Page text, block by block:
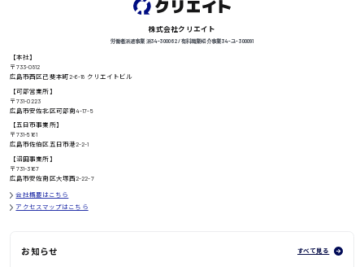
高知県
鳥取県
日給8000円〜
株式会社クリエイト
労働者派遣事業 派34-300062 / 有料職業紹介事業 34-ユ-300091
【本社】
〒733-0812
広島市西区己斐本町2-6-18 クリエイトビル
【可部営業所】
〒731-0223
広島市安佐北区可部南4-17-5
【五日市事業所】
〒731-5161
広島市佐伯区五日市港2-2-1
【沼田事業所】
〒731-3167
広島市安佐南区大塚西2-22-7
会社概要はこちら
アクセスマップはこちら
お知らせ すべて見る